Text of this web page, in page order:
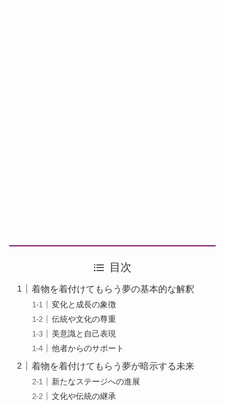
目次
着物を着付けてもらう夢の基本的な解釈
変化と成長の象徴
伝統や文化の尊重
美意識と自己表現
他者からのサポート
着物を着付けてもらう夢が暗示する未来
新たなステージへの進展
文化や伝統の継承